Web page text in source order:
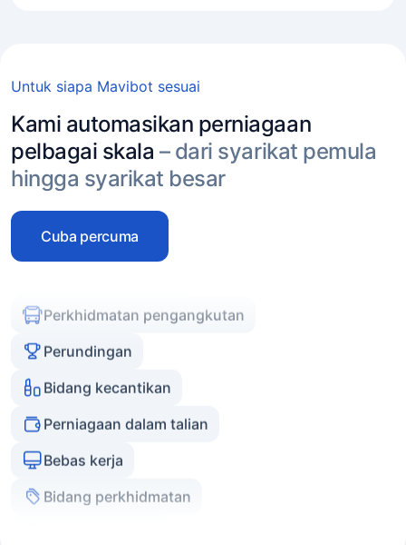
Untuk siapa Mavibot sesuai
Kami automasikan perniagaan
pelbagai skala – dari syarikat pemula
hingga syarikat besar
Cuba percuma
Bidang perkhidmatan
Agensi hartanah
Pakar dan jurulatih
Pemasar dan agensi
Perundingan
Bidang kecantikan
Perniagaan dalam talian
Bebas kerja
Bidang perkhidmatan
Agensi hartanah